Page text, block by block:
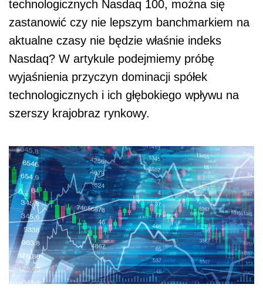
technologicznych Nasdaq 100, można się
zastanowić czy nie lepszym banchmarkiem na
aktualne czasy nie będzie właśnie indeks
Nasdaq? W artykule podejmiemy próbę
wyjaśnienia przyczyn dominacji spółek
technologicznych i ich głębokiego wpływu na
szerszy krajobraz rynkowy.